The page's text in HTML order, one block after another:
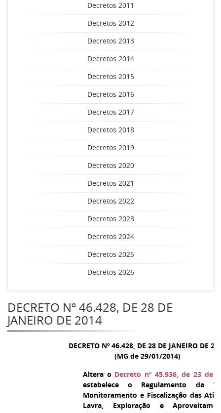
Decretos 2011
Decretos 2012
Decretos 2013
Decretos 2014
Decretos 2015
Decretos 2016
Decretos 2017
Decretos 2018
Decretos 2019
Decretos 2020
Decretos 2021
Decretos 2022
Decretos 2023
Decretos 2024
Decretos 2025
Decretos 2026
DECRETO Nº 46.428, DE 28 DE
JANEIRO DE 2014
DECRETO Nº 46.428, DE 28 DE JANEIRO DE
(MG de 29/01/2014)
Altera o Decreto nº 45.936, de 23 de
estabelece o Regulamento da
Monitoramento e Fiscalização das
Lavra, Exploração e